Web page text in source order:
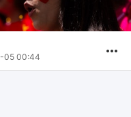
05 00:44